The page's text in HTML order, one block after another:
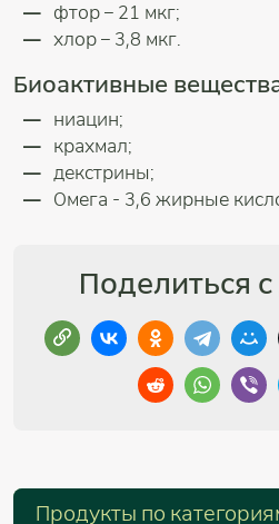
фтор – 21 мкг;
хлор – 3,8 мкг.
Биоактивные
ниацин;
крахмал;
декстрины;
Омега - 3,6 жирные
Поделиться
Продукты по